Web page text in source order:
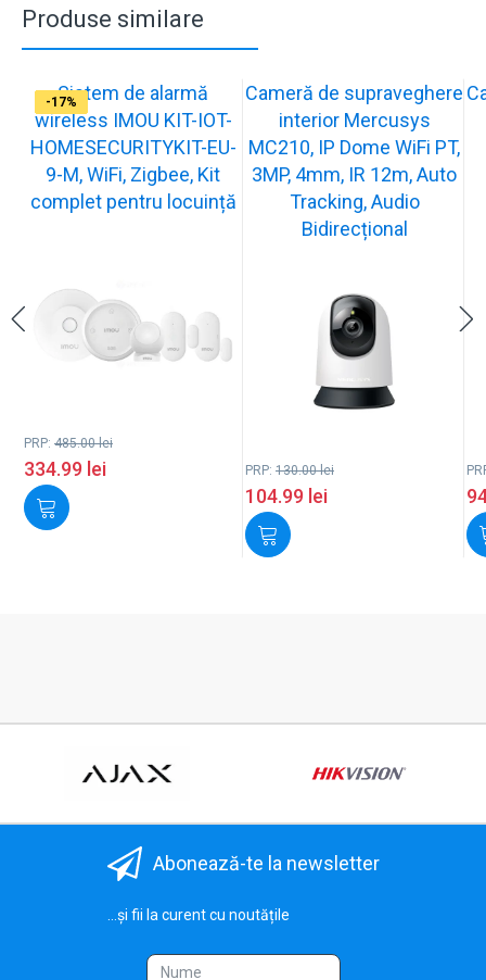
Produse similare
-31%
Sistem de alarmă
wireless IMOU KIT-IOT-
HOMESECURITYKIT-EU-
9-M, WiFi, Zigbee, Kit
complet pentru locuință
PRP: 485.00lei
334.99 lei
-19%
Cameră de supraveghere
interior Mercusys
MC210, IP Dome WiFi PT,
3MP, 4mm, IR 12m, Auto
Tracking, Audio
Bidirecțional
PRP: 130.00lei
104.99 lei
-21%
-13%
-15%
-20%
-12%
-13%
-16%
-17%
Abonează-te la newsletter
...și fii la curent cu noutățile